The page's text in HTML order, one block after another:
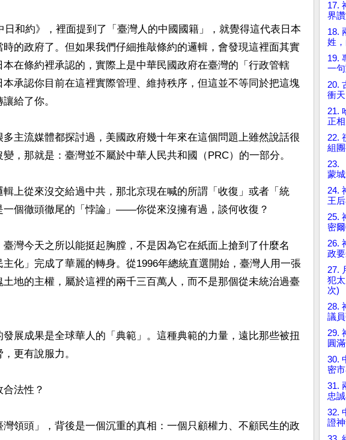
日和約》，裡面提到了「臺灣人的中國國籍」，就覺得這代表日本
的政府了。但如果我們仔細推敲條約的邏輯，會發現這裡面其實
在條約裡承認的，實際上是中華民國政府在臺灣的「行政管轄
承認你目前在這裡實際管理、維持秩序，但這並不等同於把這塊
給了你。
主流媒體都探討過，美國政府幾十年來在這個問題上雖然說話很
，那就是：臺灣並不屬於中華人民共和國（PRC）的一部分。
上從來沒交給過中共，那北京現在喊的所謂「收復」或者「統
一個徹頭徹尾的「悖論」——你從來沒擁有過，談何收復？
灣今天之所以能挺起胸膛，不是因為它在紙面上搶到了什麼名
化」完成了華麗的轉身。從1996年總統直選開始，臺灣人用一張
地的主權，屬於這裡的兩千三百萬人，而不是那個從未統治過臺
展成果是全球華人的「典範」。這種典範的力量，遠比那些被扭
更有說服力。
法性？
領頭」，背後是一個沉重的真相：一個只顧權力、不顧民生的政
17.
界
18.
姓
19.
一
20.
衝天
21.
正
22.
組
23.
蒙
24.
王
25.
密
26.
政
27.
犯
次)
28.
議
29.
圓
30.
密
31.
忠
32.
證